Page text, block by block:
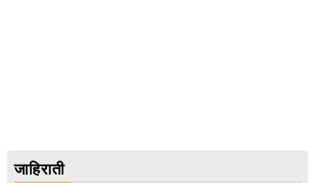
जाहिराती